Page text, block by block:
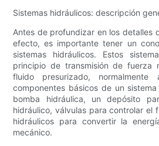
Sistemas hidráulicos: descripción
Antes de profundizar en los detalles
efecto, es importante tener un
sistemas hidráulicos. Estos
principio de transmisión de fuerza
fluido presurizado, normalmente
componentes básicos de un
bomba hidráulica, un depósito
hidráulico, válvulas para controlar el
hidráulicos para convertir la
mecánico.